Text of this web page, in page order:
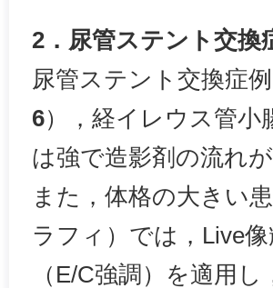
2．尿管ステント交換
尿管ステント交換症
6），経イレウス管小
は強で造影剤の流れ
また，体格の大きい
ラフィ）では，Live
（E/C強調）を適用